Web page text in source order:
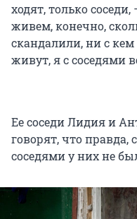
ходят, только
живем, конечно,
скандалили, ни с кем
живут, я с соседями
Ее соседи Лидия и
говорят, что правда,
соседями у них не